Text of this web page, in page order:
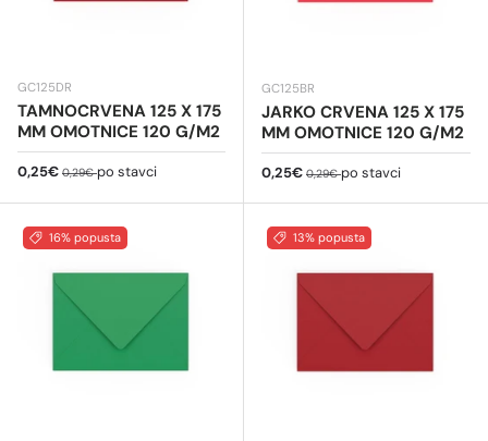
GC125DR
TAMNOCRVENA 125 X 175
MM OMOTNICE 120 G/M2
Cijena na sniženju
0,25€ Redovna cijena
0,29€po stavci
GC125BR
JARKO CRVENA 125 X 175
MM OMOTNICE 120 G/M2
Cijena na sniženju
0,25€ Redovna cijena
0,29€po stavci
16% popusta 13% popusta